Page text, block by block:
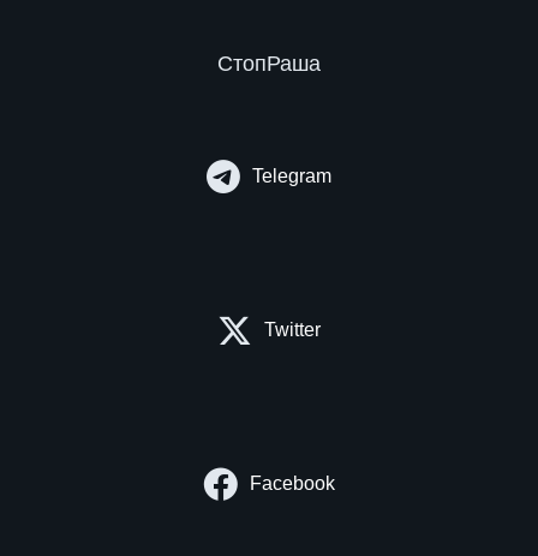
СтопРаша
Telegram
Twitter
Facebook